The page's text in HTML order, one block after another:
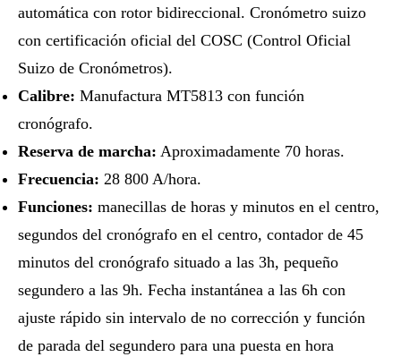
automática con rotor bidireccional. Cronómetro suizo
con certificación oficial del COSC (Control Oficial
Suizo de Cronómetros).
Calibre: Manufactura MT5813 con función
cronógrafo.
Reserva de marcha: Aproximadamente 70 horas.
Frecuencia: 28 800 A/hora.
Funciones: manecillas de horas y minutos en el centro,
segundos del cronógrafo en el centro, contador de 45
minutos del cronógrafo situado a las 3h, pequeño
segundero a las 9h. Fecha instantánea a las 6h con
ajuste rápido sin intervalo de no corrección y función
de parada del segundero para una puesta en hora